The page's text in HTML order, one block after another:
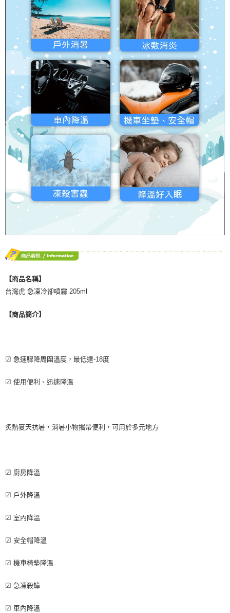
【商品名稱】
台灣虎 急凍冷卻噴霧 205ml
【商品簡介】
☑ 急速驟降周圍溫度，最低達-18度
☑ 使用便利、迅速降溫
炙熱夏天抗暑，消暑小物攜帶便利，可用於多元地方
☑ 廚房降溫
☑ 戶外降溫
☑ 室內降溫
☑ 安全帽降溫
☑ 機車椅墊降溫
☑ 急凍殺蟑
☑ 車內降溫